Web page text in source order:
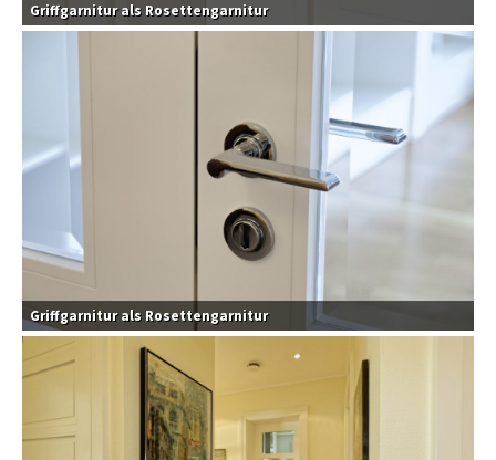
Griffgarnitur als Rosettengarnitur
Griffgarnitur als Rosettengarnitur